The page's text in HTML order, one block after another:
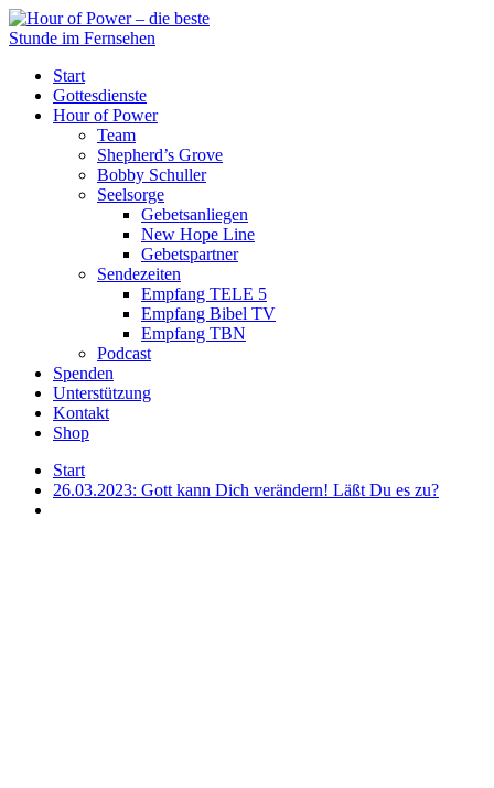
Start
Gottesdienste
Hour of Power
Team
Shepherd’s Grove
Bobby Schuller
Seelsorge
Gebetsanliegen
New Hope Line
Gebetspartner
Sendezeiten
Empfang TELE 5
Empfang Bibel TV
Empfang TBN
Podcast
Spenden
Unterstützung
Kontakt
Shop
Start
26.03.2023: Gott kann Dich verändern! Läßt Du es zu?